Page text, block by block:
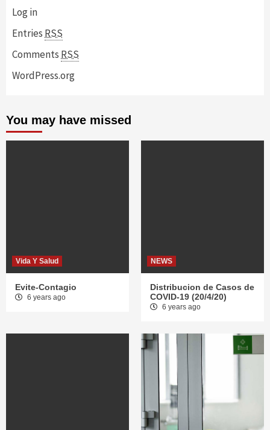
Log in
Entries RSS
Comments RSS
WordPress.org
You may have missed
Vida Y Salud
Evite-Contagio
6 years ago
NEWS
Distribucion de Casos de
COVID-19 (20/4/20)
6 years ago